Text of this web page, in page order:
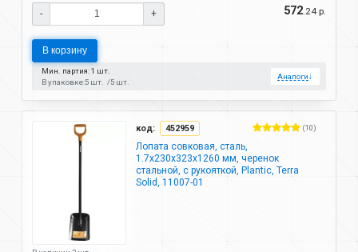
- + 572 .24 р.
В корзину
Мин. партия: 1 шт.
В упаковке:5 шт. 5 шт.
Аналоги↓
код: 452959 (10)
Лопата совковая, сталь,
1.7х230х323х1260 мм, черенок
стальной, с рукояткой, Plantic, Terra
Solid, 11007-01